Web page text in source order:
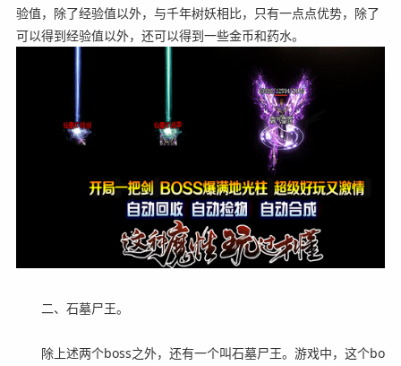
验值，除了经验值以外，与千年树妖相比，只有一点点优势，除了
可以得到经验值以外，还可以得到一些金币和药水。
二、石墓尸王。
除上述两个boss之外，还有一个叫石墓尸王。游戏中，这个bo